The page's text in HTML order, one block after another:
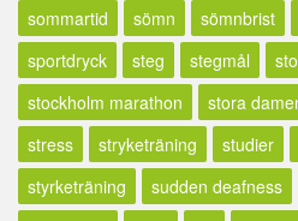
sommartid
sömn sömnbrist
sportdryck
steg stegmål
stockholm marathon
stora
stress
stryketräning studier
styrketräning
sudden deafness